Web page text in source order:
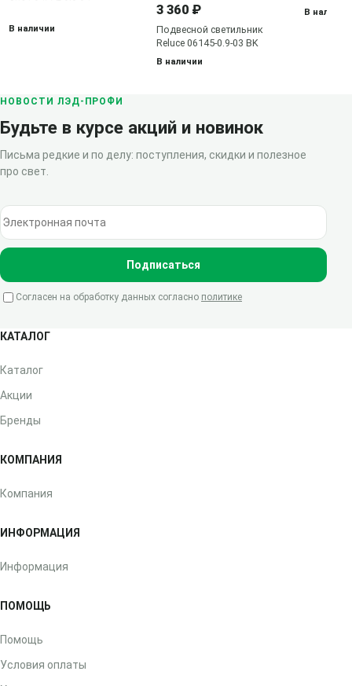
В наличии
3 360 ₽
Подвесной светильник
Reluce 06145-0.9-03 BK
В наличии
В наличии
НОВОСТИ ЛЭД-ПРОФИ
Будьте в курсе акций и новинок
Письма редкие и по делу: поступления, скидки и полезное
про свет.
Электронная почта
Подписаться
Согласен на обработку данных согласно политике
КАТАЛОГ
Каталог
Акции
Бренды
КОМПАНИЯ
Компания
ИНФОРМАЦИЯ
Информация
ПОМОЩЬ
Помощь
Условия оплаты